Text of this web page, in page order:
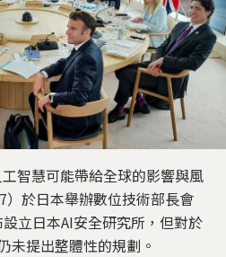
智慧可能帶給全球的影響與風
）於日本舉辦數位技術部長會
立日本AI安全研究所，但對於
未提出整體性的規劃。